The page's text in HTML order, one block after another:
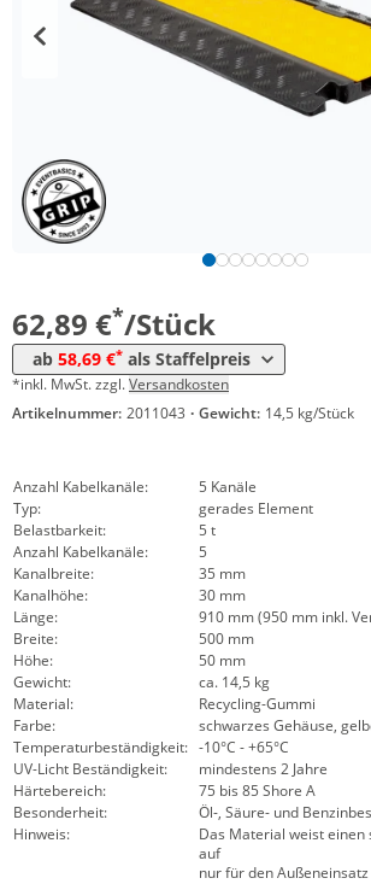
62,89 €*/Stück
ab 58,69 €* als Staffelpreis
Menge
*inkl. MwSt. zzgl.Versandkosten
Artikelnummer: 2011043 · Gewicht: 14,5 kg/Stück
Anzahl Kabelkanäle:
5 Kanäle
Typ:
gerades Element
Belastbarkeit:
5 t
Anzahl Kabelkanäle:
5
Kanalbreite:
35 mm
Kanalhöhe:
30 mm
Länge:
910 mm (950 mm inkl.
Breite:
500 mm
Höhe:
50 mm
Gewicht:
ca. 14,5 kg
Material:
Recycling-Gummi
Farbe:
schwarzes Gehäuse,
Temperaturbeständigkeit: -10°C - +65°C
UV-Licht Beständigkeit:
mindestens 2 Jahre
Härtebereich:
75 bis 85 Shore A
Besonderheit:
Öl-, Säure- und
Hinweis:
Das Material weist
auf
nur für den